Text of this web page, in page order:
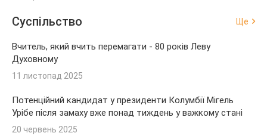
Суспільство Ще
Вчитель, який вчить перемагати - 80 років Леву
Духовному
11 листопад 2025
Потенційний кандидат у президенти Колумбії Мігель
Урібе після замаху вже понад тиждень у важкому стані
20 червень 2025